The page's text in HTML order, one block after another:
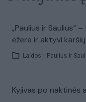
„Paulius ir Saulius“
ežere ir aktyvi
Laidos Paulius ir
Kyjivas po naktinės